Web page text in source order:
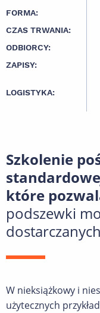
FORMA:
CZAS TRWANIA:
ODBIORCY:
ZAPISY:
LOGISTYKA:
Szkolenie
które
podszewki
W nieksiążkowy i
użytecznych